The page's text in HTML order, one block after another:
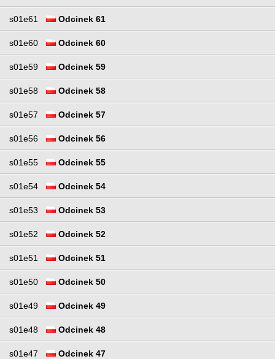
s01e61 Odcinek 61
s01e60 Odcinek 60
s01e59 Odcinek 59
s01e58 Odcinek 58
s01e57 Odcinek 57
s01e56 Odcinek 56
s01e55 Odcinek 55
s01e54 Odcinek 54
s01e53 Odcinek 53
s01e52 Odcinek 52
s01e51 Odcinek 51
s01e50 Odcinek 50
s01e49 Odcinek 49
s01e48 Odcinek 48
s01e47 Odcinek 47